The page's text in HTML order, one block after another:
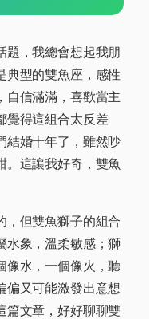
題，我總會想起我朋
典型的雙魚座，感性
自信滿滿，喜歡當主
覺得這組合太反差
結婚十年了，雖然吵
。這讓我好奇，雙魚
，但雙魚獅子的組合
水象，溫柔敏感；獅
像水，一個像火，聽
偏又可能激發出意想
篇文章，好好聊聊雙